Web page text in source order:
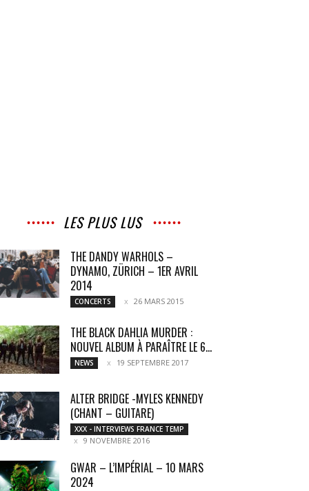
LES PLUS LUS
THE DANDY WARHOLS –
DYNAMO, ZÜRICH – 1ER AVRIL
2014
CONCERTS 26 MARS 2015
THE BLACK DAHLIA MURDER :
NOUVEL ALBUM À PARAÎTRE LE 6...
NEWS 19 SEPTEMBRE 2017
ALTER BRIDGE -MYLES KENNEDY
(CHANT – GUITARE)
XXX - INTERVIEWS FRANCE TEMP
9 NOVEMBRE 2016
GWAR – L’IMPÉRIAL – 10 MARS
2024